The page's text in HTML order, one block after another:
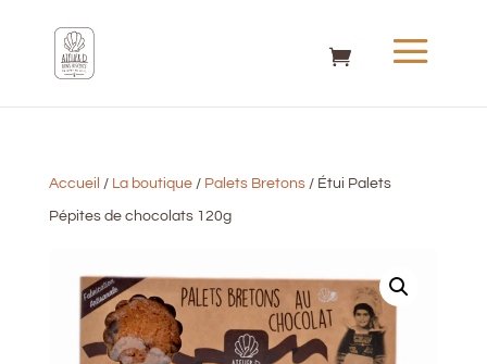
Accueil / La boutique/ Palets Bretons/ Étui Palets
Pépites de chocolats 120g